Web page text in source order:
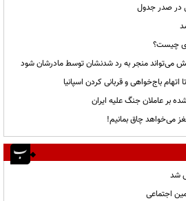
در صدر جدول
چیست؟
می‌تواند منجر به رد شدنشان توسط مادرشان شود
اتهام باج‌خواهی و قربانی کردن اسپانیا
بر عاملان جنگ علیه ایران
می‌خواهد چاق بمانیم!
شد
اجتماعی